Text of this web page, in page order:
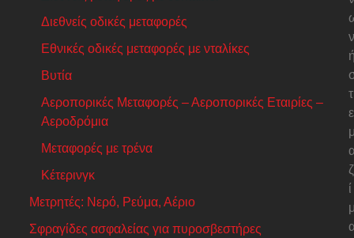
Διεθνείς οδικές μεταφορές
Εθνικές οδικές μεταφορές με νταλίκες
Βυτία
Αεροπορικές Μεταφορές – Αεροπορικές Εταιρίες –
Αεροδρόμια
Μεταφορές με τρένα
Κέτερινγκ
Μετρητές: Νερό, Ρεύμα, Αέριο
Σφραγίδες ασφαλείας για πυροσβεστήρες
ν
τ
ε
ζ
ί